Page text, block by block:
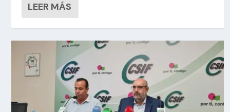
LEER MÁS